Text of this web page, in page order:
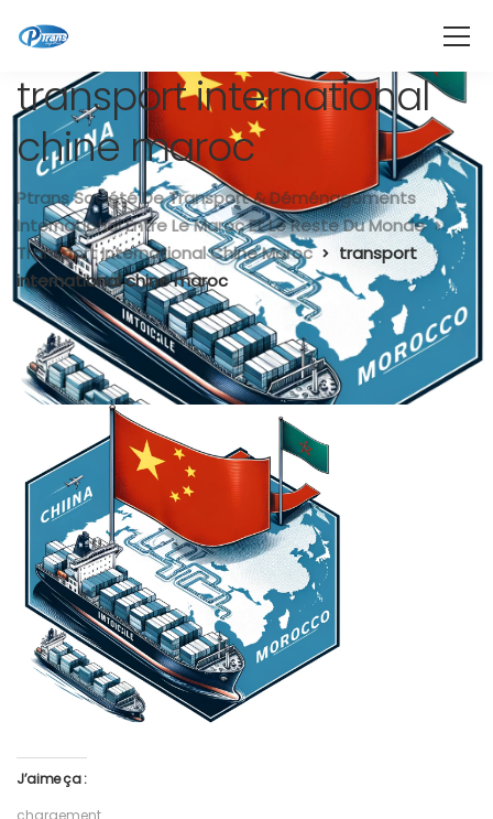
transport international
chine maroc
Ptrans Société De Transport & Déménagements
International Entre Le Maroc Et Le Reste Du Monde
Transport International Chine Maroc
transport
international chine maroc
J’aime ça :
chargement…